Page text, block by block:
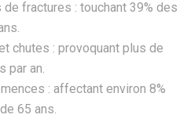
fractures : touchant 39% des
chutes : provoquant plus de
par an.
: affectant environ 8%
65 ans.